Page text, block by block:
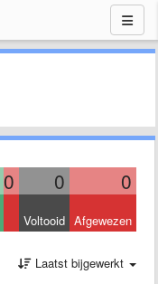
0 0 0
Voltooid Afgewezen
Laatst bijgewerkt